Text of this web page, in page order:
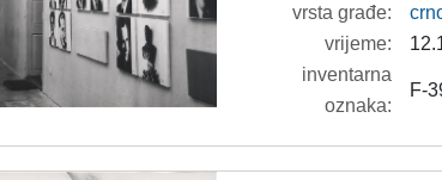
vrsta građe:
vrijeme:
inventarna
oznaka:
F-